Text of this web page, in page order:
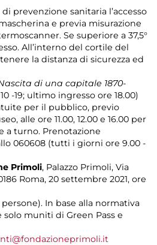
prevenzione sanitaria l’accesso
e previa misurazione
Se superiore a 37,5°
All’interno del cortile del
la distanza di sicurezza ed
di una capitale 1870-
-19; ultimo ingresso ore 18.00)
per il pubblico, previo
alle ore 11.00, 12.00 e 16.00 per
a turno. Prenotazione
060608 (tutti i giorni ore 9.00 -
Primoli, Palazzo Primoli, Via
Roma, 20 settembre 2021, ore
In base alla normativa
muniti di Green Pass e